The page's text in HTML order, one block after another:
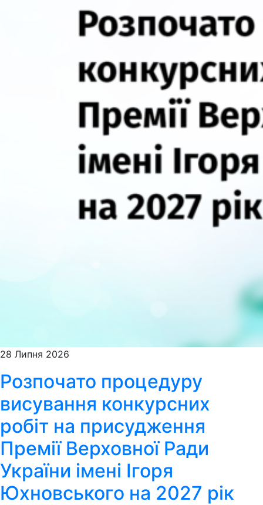
28 Липня 2026
Розпочато процедуру
висування конкурсних
робіт на присудження
Премії Верховної Ради
України імені Ігоря
Юхновського на 2027 рік